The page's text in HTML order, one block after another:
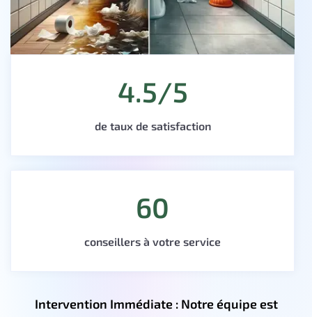
4.5/5
de taux de satisfaction
60
conseillers à votre service
Intervention Immédiate : Notre équipe est